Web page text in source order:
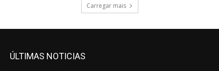
Carregar mais
ÚLTIMAS NOTICIAS